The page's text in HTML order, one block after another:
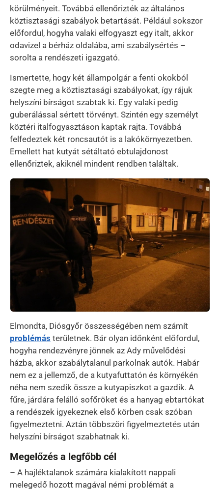
körülményeit. Továbbá ellenőrizték az általános
köztisztasági szabályok betartását. Például sokszor
előfordul, hogyha valaki elfogyaszt egy italt, akkor
odavizel a bérház oldalába, ami szabálysértés –
sorolta a rendészeti igazgató.
Ismertette, hogy két állampolgár a fenti okokból
szegte meg a köztisztasági szabályokat, így rájuk
helyszíni bírságot szabtak ki. Egy valaki pedig
guberálással sértett törvényt. Szintén egy személyt
köztéri italfogyasztáson kaptak rajta. Továbbá
felfedeztek két roncsautót is a lakókörnyezetben.
Emellett hat kutyát sétáltató ebtulajdonost
ellenőriztek, akiknél mindent rendben találtak.
Kép
Elmondta, Diósgyőr összességében nem számít
problémás területnek. Bár olyan időnként előfordul,
hogyha rendezvényre jönnek az Ady művelődési
házba, akkor szabálytalanul parkolnak autók. Habár
nem ez a jellemző, de a kutyafuttatón és környékén
néha nem szedik össze a kutyapiszkot a gazdik. A
fűre, járdára felálló sofőröket és a hanyag ebtartókat
a rendészek igyekeznek első körben csak szóban
figyelmeztetni. Aztán többszöri figyelmeztetés után
helyszíni bírságot szabhatnak ki.
Megelőzés a legfőbb cél
– A hajléktalanok számára kialakított nappali
melegedő hozott magával némi problémát a